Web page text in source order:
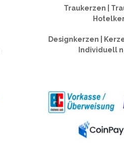
Traukerzen |
Designkerzen |
Individuell